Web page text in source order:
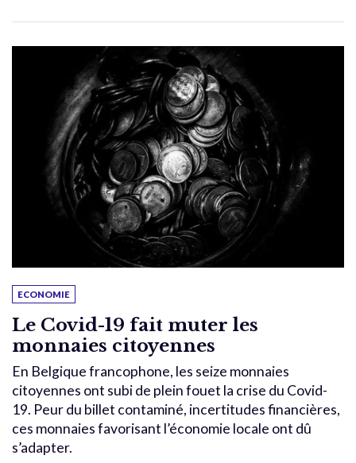
ECONOMIE
Le Covid-19 fait muter les
monnaies citoyennes
En Belgique francophone, les seize monnaies
citoyennes ont subi de plein fouet la crise du Covid-
19. Peur du billet contaminé, incertitudes financières,
ces monnaies favorisant l’économie locale ont dû
s’adapter.